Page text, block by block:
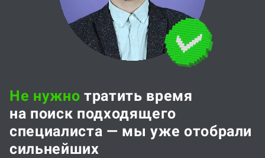
Не нужно тратить время
на поиск подходящего
специалиста — мы уже отобрали
сильнейших